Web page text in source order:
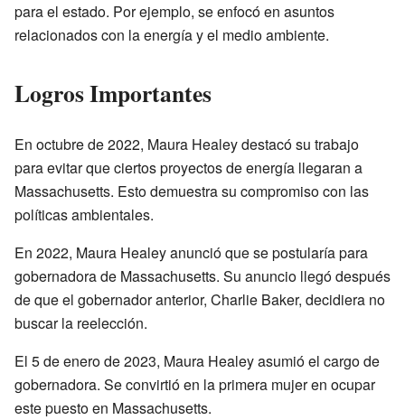
para el estado. Por ejemplo, se enfocó en asuntos
relacionados con la energía y el medio ambiente.
Logros Importantes
En octubre de 2022, Maura Healey destacó su trabajo
para evitar que ciertos proyectos de energía llegaran a
Massachusetts. Esto demuestra su compromiso con las
políticas ambientales.
En 2022, Maura Healey anunció que se postularía para
gobernadora de Massachusetts. Su anuncio llegó después
de que el gobernador anterior, Charlie Baker, decidiera no
buscar la reelección.
El 5 de enero de 2023, Maura Healey asumió el cargo de
gobernadora. Se convirtió en la primera mujer en ocupar
este puesto en Massachusetts.